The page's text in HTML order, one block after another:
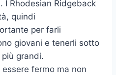
I Rhodesian Ridgeback
quindi
per farli
giovani e tenerli sotto
grandi.
essere fermo ma non